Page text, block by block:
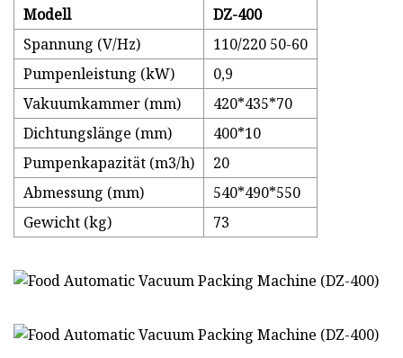
Modell
DZ-400
Spannung (V/Hz)
110/220 50-60
Pumpenleistung (kW)
0,9
Vakuumkammer (mm)
420*435*70
Dichtungslänge (mm)
400*10
Pumpenkapazität (m3/h)
20
Abmessung (mm)
540*490*550
Gewicht (kg)
73